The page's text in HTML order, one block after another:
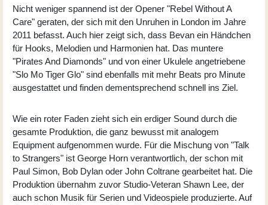
Nicht weniger spannend ist der Opener "Rebel Without A
Care" geraten, der sich mit den Unruhen in London im Jahre
2011 befasst. Auch hier zeigt sich, dass Bevan ein Händchen
für Hooks, Melodien und Harmonien hat. Das muntere
"Pirates And Diamonds" und von einer Ukulele angetriebene
"Slo Mo Tiger Glo" sind ebenfalls mit mehr Beats pro Minute
ausgestattet und finden dementsprechend schnell ins Ziel.
Wie ein roter Faden zieht sich ein erdiger Sound durch die
gesamte Produktion, die ganz bewusst mit analogem
Equipment aufgenommen wurde. Für die Mischung von "Talk
to Strangers" ist George Horn verantwortlich, der schon mit
Paul Simon, Bob Dylan oder John Coltrane gearbeitet hat. Die
Produktion übernahm zuvor Studio-Veteran Shawn Lee, der
auch schon Musik für Serien und Videospiele produzierte. Auf